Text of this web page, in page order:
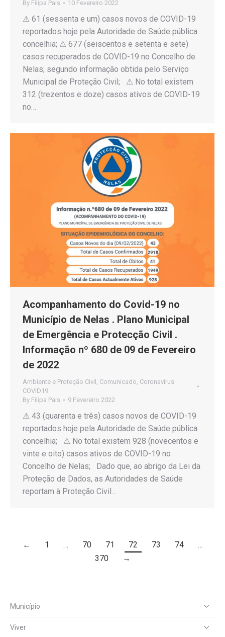
By Filipa Pais 10 Fevereiro 2022
⚠ 61 (sessenta e um) casos novos de COVID-19
reportados hoje pela Autoridade de Saúde pública
concelhia; ⚠ 677 (seiscentos e setenta e sete)
casos recuperados de COVID-19 no Concelho de
Nelas; segundo informação obtida pelo Serviço
Municipal de Proteção Civil; ⚠ No total existem
312 (trezentos e doze) casos ativos de COVID-19
no…
Acompanhamento do Covid-19 no
Município de Nelas . Plano Municipal
de Emergência e Protecção Civil .
Informação nº 680 de 09 de Fevereiro
de 2022
Ambiente e Proteção Civil Comunicado Coronavirus
COVID19
By Filipa Pais 9 Fevereiro 2022
⚠ 43 (quarenta e três) casos novos de COVID-19
reportados hoje pela Autoridade de Saúde pública
concelhia; ⚠ No total existem 928 (novecentos e
vinte e oito) casos ativos de COVID-19 no
Concelho de Nelas; Dado que, ao abrigo da Lei da
Proteção de Dados, as Autoridades de Saúde
reportam à Proteção Civil…
← 1 … 70 71 72 73 74
…
370
→
Município
Viver